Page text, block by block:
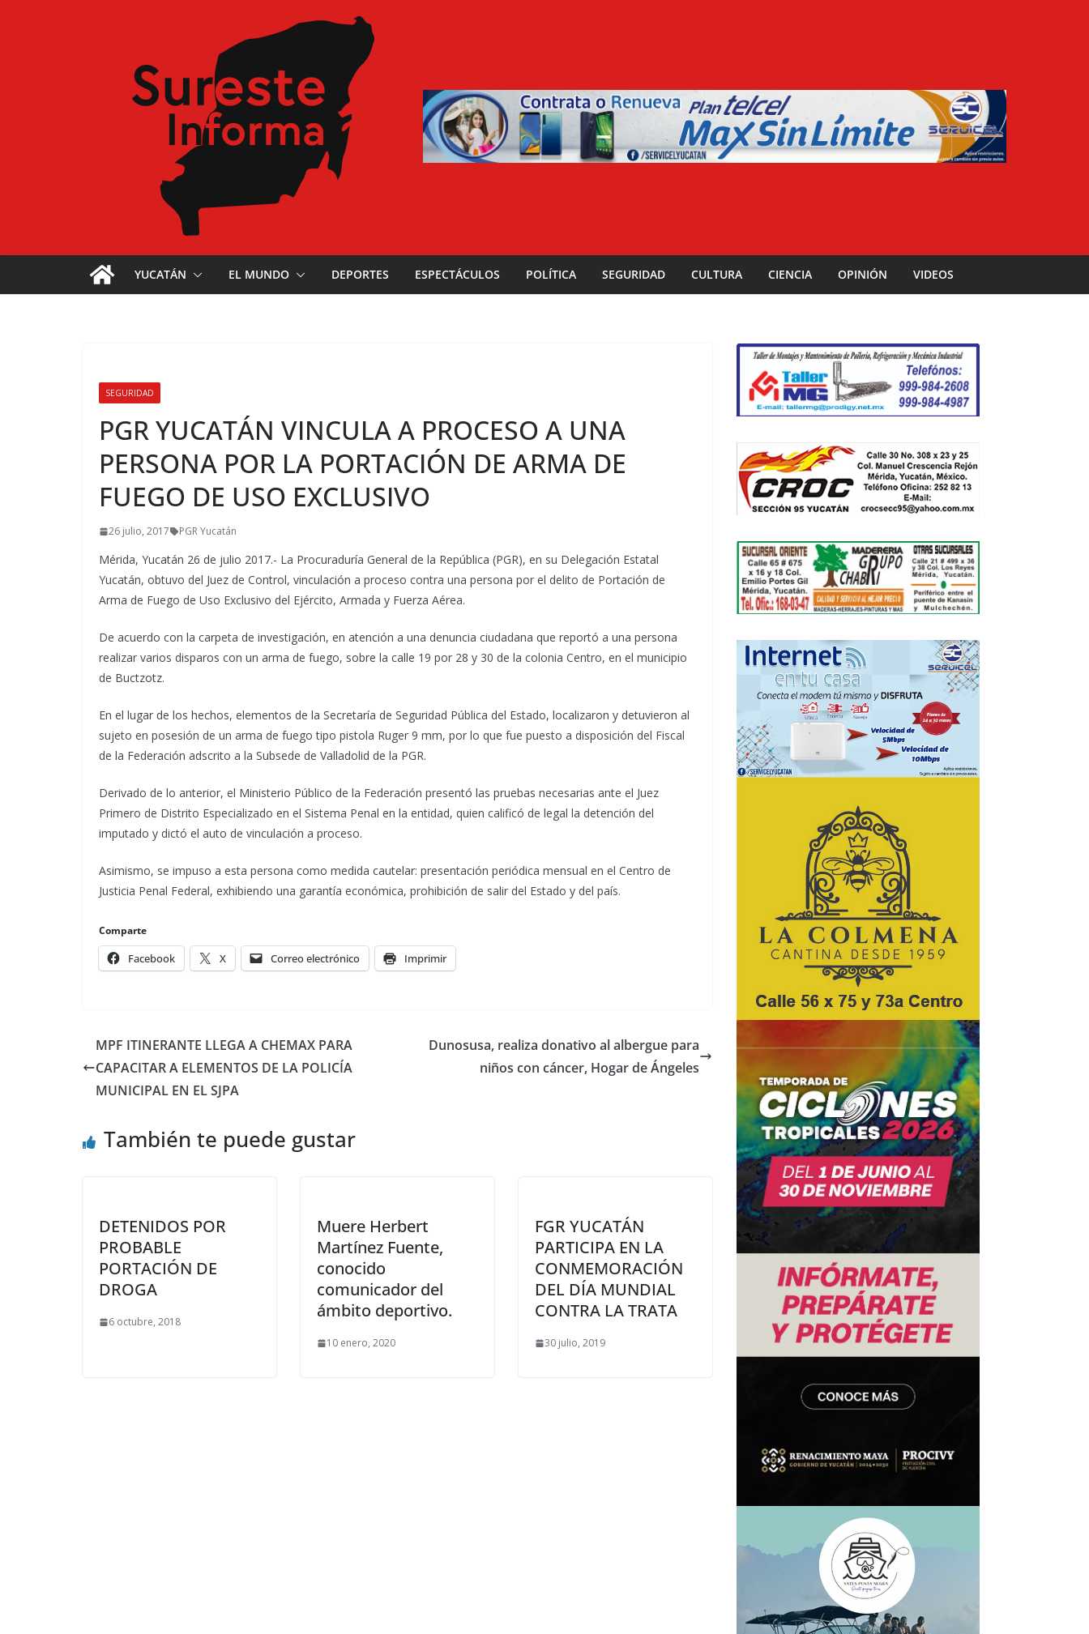
YUCATÁN EL MUNDO DEPORTES ESPECTÁCULOS POLÍTICA SEGURIDAD CULTURA CIENCIA OPINIÓN VIDEOS
SEGURIDAD
PGR YUCATÁN VINCULA A PROCESO A UNA
PERSONA POR LA PORTACIÓN DE ARMA DE
FUEGO DE USO EXCLUSIVO
26 julio, 2017 PGR Yucatán
Mérida, Yucatán 26 de julio 2017.- La Procuraduría General de la República (PGR), en su Delegación Estatal
Yucatán, obtuvo del Juez de Control, vinculación a proceso contra una persona por el delito de Portación de
Arma de Fuego de Uso Exclusivo del Ejército, Armada y Fuerza Aérea.
De acuerdo con la carpeta de investigación, en atención a una denuncia ciudadana que reportó a una persona
realizar varios disparos con un arma de fuego, sobre la calle 19 por 28 y 30 de la colonia Centro, en el municipio
de Buctzotz.
En el lugar de los hechos, elementos de la Secretaría de Seguridad Pública del Estado, localizaron y detuvieron al
sujeto en posesión de un arma de fuego tipo pistola Ruger 9 mm, por lo que fue puesto a disposición del Fiscal
de la Federación adscrito a la Subsede de Valladolid de la PGR.
Derivado de lo anterior, el Ministerio Público de la Federación presentó las pruebas necesarias ante el Juez
Primero de Distrito Especializado en el Sistema Penal en la entidad, quien calificó de legal la detención del
imputado y dictó el auto de vinculación a proceso.
Asimismo, se impuso a esta persona como medida cautelar: presentación periódica mensual en el Centro de
Justicia Penal Federal, exhibiendo una garantía económica, prohibición de salir del Estado y del país.
Comparte
Facebook X Correo electrónico Imprimir
MPF ITINERANTE LLEGA A CHEMAX PARA
CAPACITAR A ELEMENTOS DE LA POLICÍA
MUNICIPAL EN EL SJPA
Dunosusa, realiza donativo al albergue para
niños con cáncer, Hogar de Ángeles
También te puede gustar
DETENIDOS POR
PROBABLE
PORTACIÓN DE
DROGA
6 octubre, 2018
Muere Herbert
Martínez Fuente,
conocido
comunicador del
ámbito deportivo.
10 enero, 2020
FGR YUCATÁN
PARTICIPA EN LA
CONMEMORACIÓN
DEL DÍA MUNDIAL
CONTRA LA TRATA
30 julio, 2019